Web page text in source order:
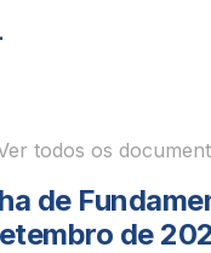
todos os
de
de